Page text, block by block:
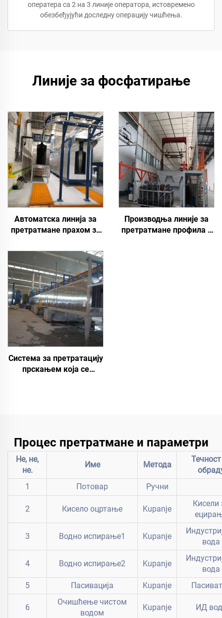
оператера са 2 на 3 линије оператора, истовремено
обезбеђујући доследну операцију чишћења.
Линије за фосфатирање
Автоматска линија за
претратмане прахом за
Производња линије за
претратмане профила у
Система за претратацију
прскањем која се
Процес претратмане и параметри
Не, не,
не.
Име Метода
1
Потовар Ручни
2 Кисело оцртање Kupanje
Кисели
3 Водно испирање1 Kupanje
вода
4 Водно испирање2 Kupanje
вода
5
Пасивација Kupanje
6
Очишћење чистом
водом
Kupanje ИД